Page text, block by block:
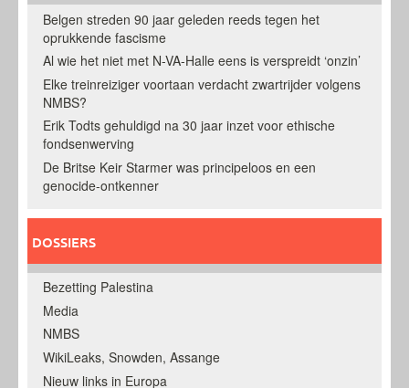
Belgen streden 90 jaar geleden reeds tegen het
oprukkende fascisme
Al wie het niet met N-VA-Halle eens is verspreidt ‘onzin’
Elke treinreiziger voortaan verdacht zwartrijder volgens
NMBS?
Erik Todts gehuldigd na 30 jaar inzet voor ethische
fondsenwerving
De Britse Keir Starmer was principeloos en een
genocide-ontkenner
DOSSIERS
Bezetting Palestina
Media
NMBS
WikiLeaks, Snowden, Assange
Nieuw links in Europa